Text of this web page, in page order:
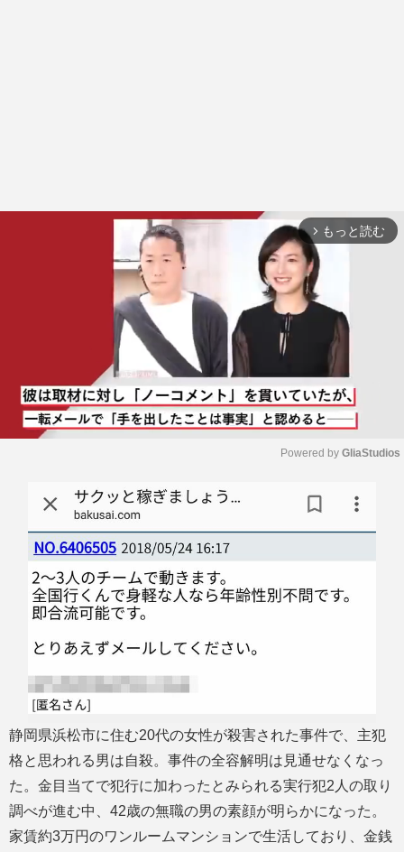
arrow_forward_ios もっと読む
Powered by GliaStudios
静岡県浜松市に住む20代の女性が殺害された事件で、主犯
格と思われる男は自殺。事件の全容解明は見通せなくなっ
た。金目当てで犯行に加わったとみられる実行犯2人の取り
調べが進む中、42歳の無職の男の素顔が明らかになった。
家賃約3万円のワンルームマンションで生活しており、金銭